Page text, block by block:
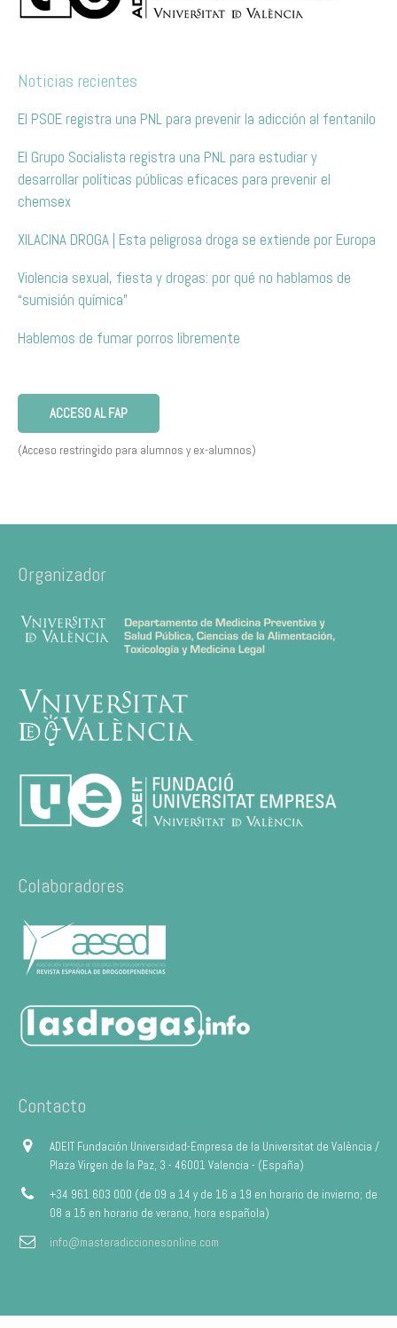
Noticias recientes
El PSOE registra una PNL para prevenir la adicción al fentanilo
El Grupo Socialista registra una PNL para estudiar y
desarrollar políticas públicas eficaces para prevenir el
chemsex
XILACINA DROGA | Esta peligrosa droga se extiende por Europa
Violencia sexual, fiesta y drogas: por qué no hablamos de
“sumisión química”
Hablemos de fumar porros libremente
ACCESO AL FAP
(Acceso restringido para alumnos y ex-alumnos)
Organizador
Colaboradores
Contacto
ADEIT Fundación Universidad-Empresa de la Universitat de València /
Plaza Virgen de la Paz, 3 - 46001 Valencia - (España)
+34 961 603 000 (de 09 a 14 y de 16 a 19 en horario de invierno; de
08 a 15 en horario de verano, hora española)
info@masteradiccionesonline.com